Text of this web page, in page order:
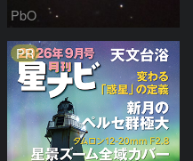
PbO
PR